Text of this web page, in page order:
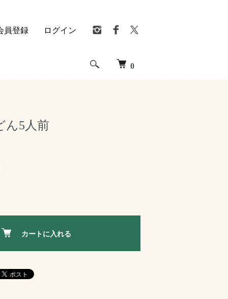
0
員登録 ログイン
ん5人前
カートに入れる